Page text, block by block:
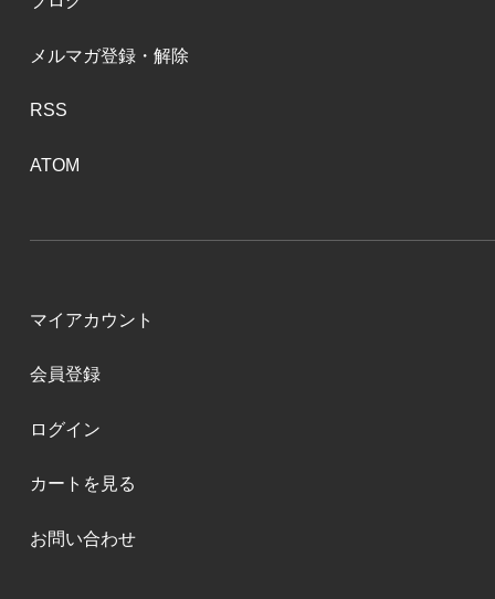
メルマガ登録・解除
RSS
ATOM
マイアカウント
会員登録
ログイン
カートを見る
お問い合わせ